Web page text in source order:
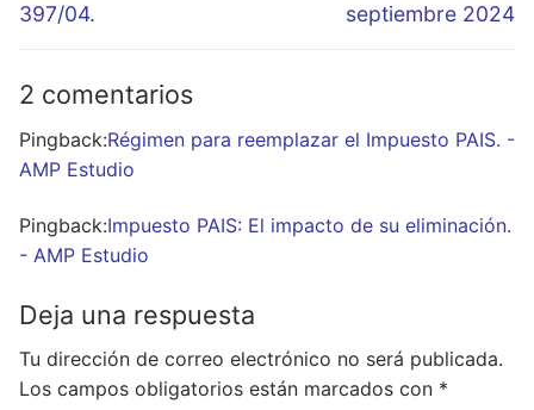
397/04.
septiembre 2024
2 comentarios
Pingback:Régimen para reemplazar el Impuesto PAIS. -
AMP Estudio
Pingback:Impuesto PAIS: El impacto de su eliminación.
- AMP Estudio
Deja una respuesta
Tu dirección de correo electrónico no será publicada.
Los campos obligatorios están marcados con *